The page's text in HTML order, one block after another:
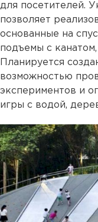
для посетителей.
позволяет
основанные на
подъемы с
Планируется
возможностью
экспериментов и
игры с водой,